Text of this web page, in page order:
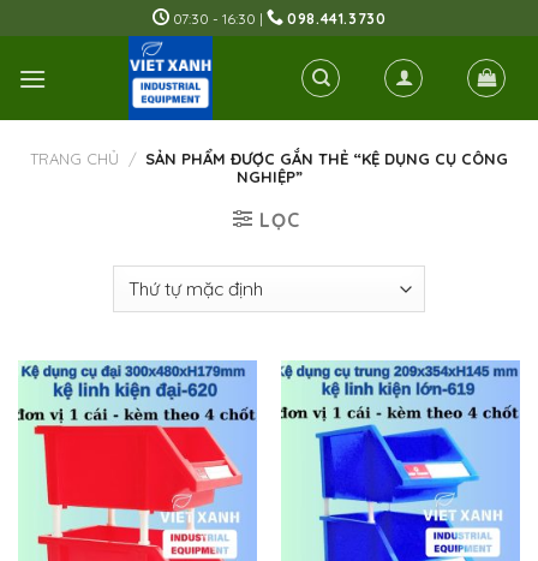
to
content
07:30 - 16:30 | 098.441.3730
TRANG CHỦ / SẢN PHẨM ĐƯỢC GẮN THẺ “KỆ DỤNG CỤ CÔNG
NGHIỆP”
LỌC